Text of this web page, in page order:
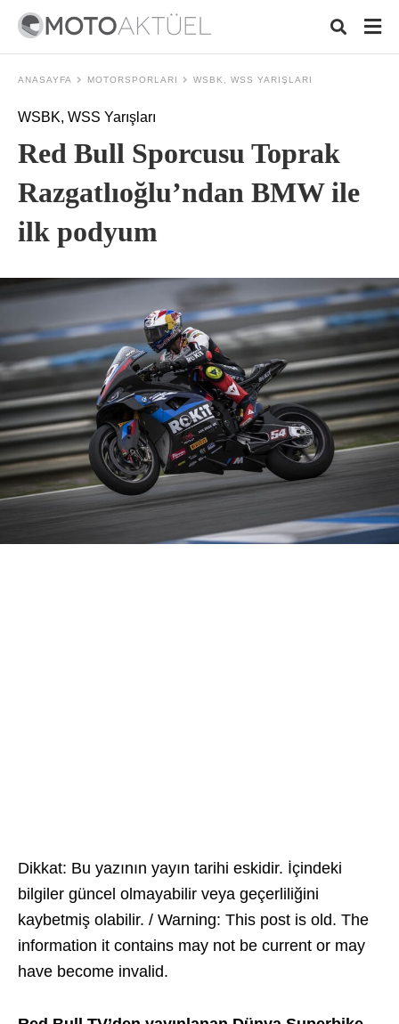
ANASAYFA MOTORSPORLARI WSBK, WSS YARIŞLARI
WSBK, WSS Yarışları
Red Bull Sporcusu Toprak
Razgatlıoğlu’ndan BMW ile
ilk podyum
Dikkat: Bu yazının yayın tarihi eskidir. İçindeki
bilgiler güncel olmayabilir veya geçerliliğini
kaybetmiş olabilir. / Warning: This post is old. The
information it contains may not be current or may
have become invalid.